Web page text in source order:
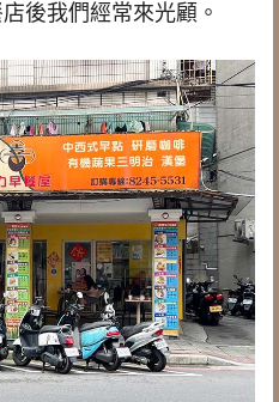
後我們經常來光顧。